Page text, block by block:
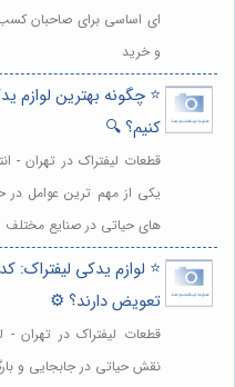
ای اساسی برای صاحبان
و خرید
⭐️ چگونه بهترین لوازم
کنیم؟ 🔍
قطعات لیفتراک در تهران -
یکی از مهم ترین عوامل در
های حیاتی در صنایع
⭐️ لوازم یدکی لیفتراک:
تعویض دارند؟ ⚙️
قطعات لیفتراک در تهران
نقش حیاتی در جابجایی و